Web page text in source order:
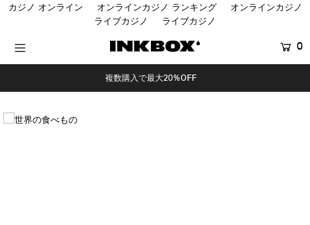
カジノ オンライン オンラインカジノ ランキング
オンラインカジノ
ライブカジノ
ライブカジノ
0
複数購入で最大20%OFF
COLLECTIONS